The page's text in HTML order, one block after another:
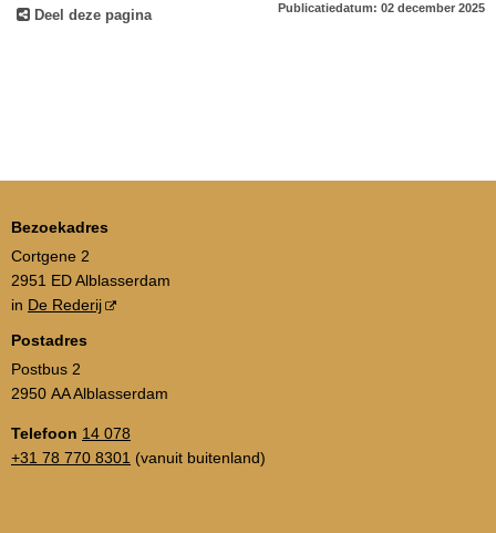
Deel deze pagina Publicatiedatum: 02 december 2025
Bezoekadres
Cortgene 2
2951 ED Alblasserdam
in De Rederij
Postadres
Postbus 2
2950 AA Alblasserdam
Telefoon 14 078
+31 78 770 8301 (vanuit buitenland)